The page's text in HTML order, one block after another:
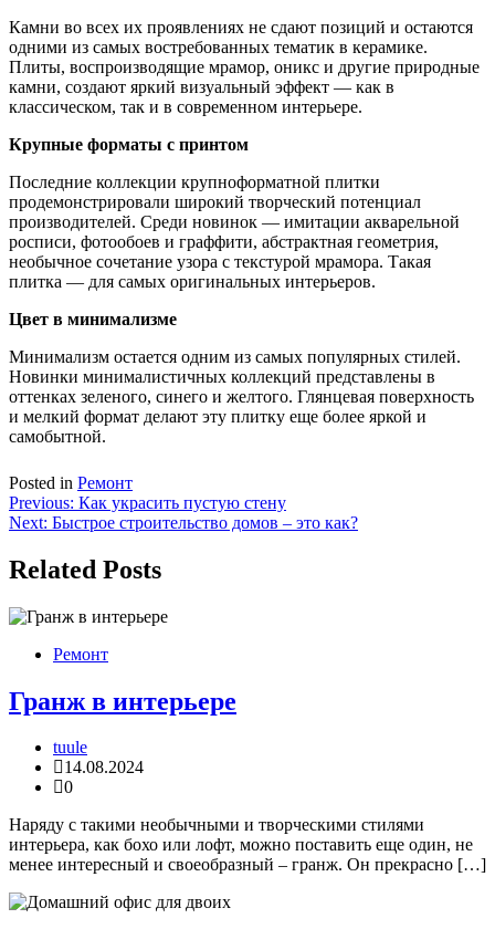
Камни во всех их проявлениях не сдают позиций и остаются
одними из самых востребованных тематик в керамике.
Плиты, воспроизводящие мрамор, оникс и другие природные
камни, создают яркий визуальный эффект — как в
классическом, так и в современном интерьере.
Крупные форматы с принтом
Последние коллекции крупноформатной плитки
продемонстрировали широкий творческий потенциал
производителей. Среди новинок — имитации акварельной
росписи, фотообоев и граффити, абстрактная геометрия,
необычное сочетание узора с текстурой мрамора. Такая
плитка — для самых оригинальных интерьеров.
Цвет в минимализме
Минимализм остается одним из самых популярных стилей.
Новинки минималистичных коллекций представлены в
оттенках зеленого, синего и желтого. Глянцевая поверхность
и мелкий формат делают эту плитку еще более яркой и
самобытной.
Posted in Ремонт
Навигация
по
записям
Previous: Как украсить пустую стену
Next: Быстрое строительство домов – это как?
Related Posts
Ремонт
Гранж в интерьере
tuule
14.08.2024
0
Наряду с такими необычными и творческими стилями
интерьера, как бохо или лофт, можно поставить еще один, не
менее интересный и своеобразный – гранж. Он прекрасно […]